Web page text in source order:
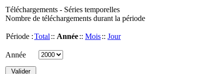
Téléchargements - Séries temporelles
Nombre de téléchargements durant la période
Période :Total :: Année:: Mois:: Jour
Année